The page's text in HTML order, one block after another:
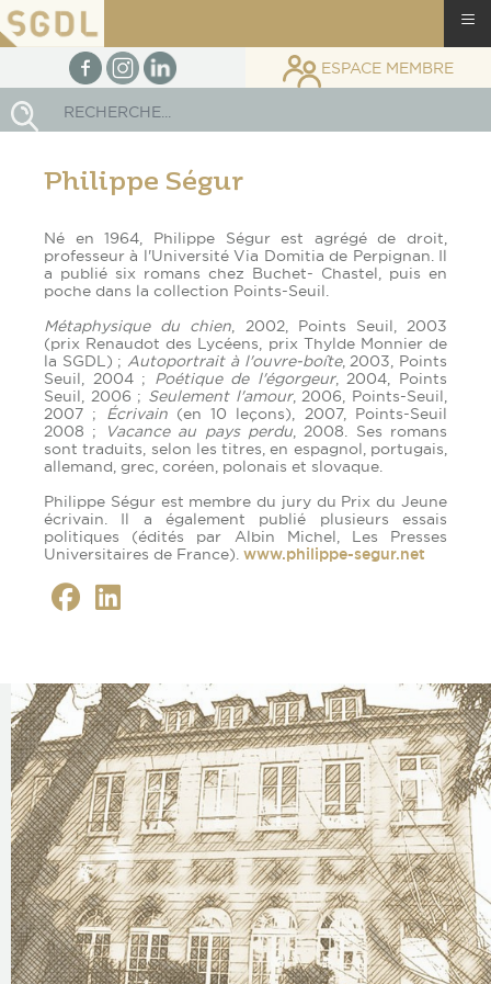
facebookInstagram
linkedin ESPACE MEMBRE
Philippe Ségur
Né en 1964, Philippe Ségur est agrégé de droit,
professeur à l'Université Via Domitia de Perpignan. Il
a publié six romans chez Buchet- Chastel, puis en
poche dans la collection Points-Seuil.
Métaphysique du chien , 2002, Points Seuil, 2003
(prix Renaudot des Lycéens, prix Thylde Monnier de
la SGDL) ; Autoportrait à l'ouvre-boîte, 2003, Points
Seuil, 2004 ; Poétique de l'égorgeur, 2004, Points
Seuil, 2006 ; Seulement l'amour, 2006, Points-Seuil,
2007 ; Écrivain(en 10 leçons), 2007, Points-Seuil
2008 ;
Vacance au pays perdu, 2008. Ses romans
sont traduits, selon les titres, en espagnol, portugais,
allemand, grec, coréen, polonais et slovaque.
Philippe Ségur est membre du jury du Prix du Jeune
écrivain. Il a également publié plusieurs essais
politiques (édités par Albin Michel, Les Presses
Universitaires de France). www.philippe-segur.net
≡